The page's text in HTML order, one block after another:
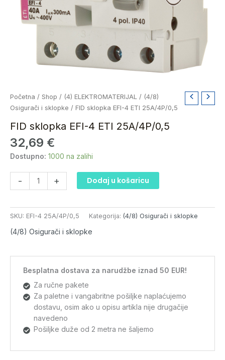
Početna / Shop / (4) ELEKTROMATERIJAL / (4/8)
Osigurači i sklopke / FID sklopka EFI-4 ETI 25A/4P/0,5
FID sklopka EFI-4 ETI 25A/4P/0,5
32,69 €
Dostupno: 1000 na zalihi
-
FID
sklopka
4
ETI
25A/4P/0,5
količina
+ Dodaj u košaricu
SKU: EFI-4 25A/4P/0,5 Kategorija: (4/8) Osigurači i sklopke
(4/8) Osigurači i sklopke
Besplatna dostava za narudžbe iznad 50 EUR!
Za ručne pakete
Za paletne i vangabritne pošiljke naplaćujemo
dostavu, osim ako u opisu artikla nije drugačije
navedeno
Pošiljke duže od 2 metra ne šaljemo